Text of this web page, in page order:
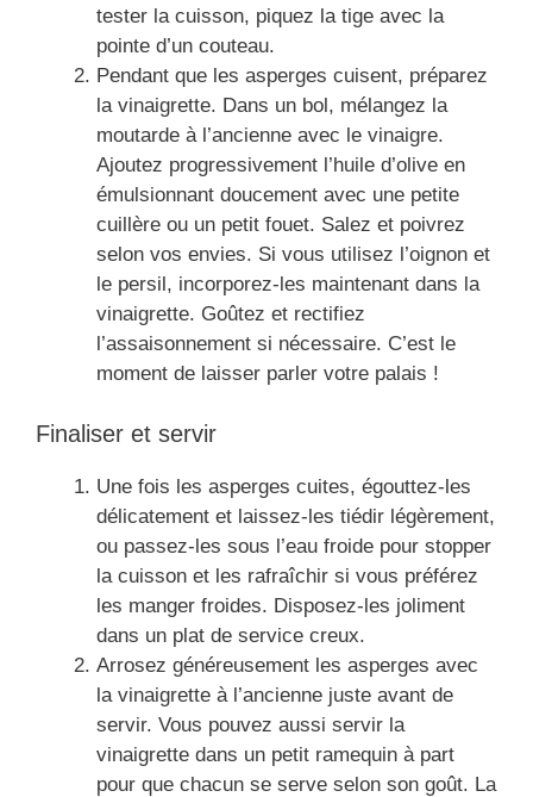
tester la cuisson, piquez la tige avec la
pointe d’un couteau.
Pendant que les asperges cuisent, préparez
la vinaigrette. Dans un bol, mélangez la
moutarde à l’ancienne avec le vinaigre.
Ajoutez progressivement l’huile d’olive en
émulsionnant doucement avec une petite
cuillère ou un petit fouet. Salez et poivrez
selon vos envies. Si vous utilisez l’oignon et
le persil, incorporez-les maintenant dans la
vinaigrette. Goûtez et rectifiez
l’assaisonnement si nécessaire. C’est le
moment de laisser parler votre palais !
Finaliser et servir
Une fois les asperges cuites, égouttez-les
délicatement et laissez-les tiédir légèrement,
ou passez-les sous l’eau froide pour stopper
la cuisson et les rafraîchir si vous préférez
les manger froides. Disposez-les joliment
dans un plat de service creux.
Arrosez généreusement les asperges avec
la vinaigrette à l’ancienne juste avant de
servir. Vous pouvez aussi servir la
vinaigrette dans un petit ramequin à part
pour que chacun se serve selon son goût. La